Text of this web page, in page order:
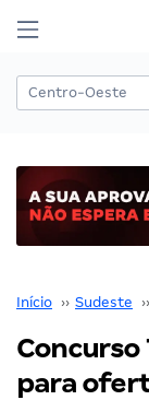
Início ›› Sudeste ››
Concurso
para